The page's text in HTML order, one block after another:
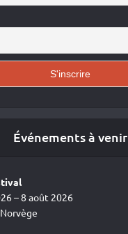
Événements à venir
– 8 août 2026